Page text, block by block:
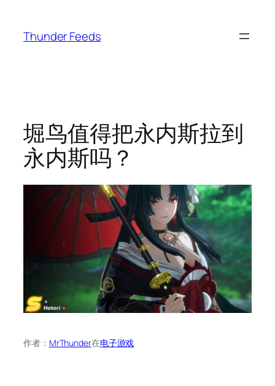
Thunder Feeds
堀鸟值得把永内斯拉到
永内斯吗？
作者： MrThunder在电子游戏